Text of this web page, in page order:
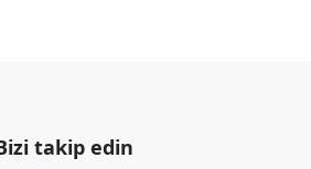
takip edin